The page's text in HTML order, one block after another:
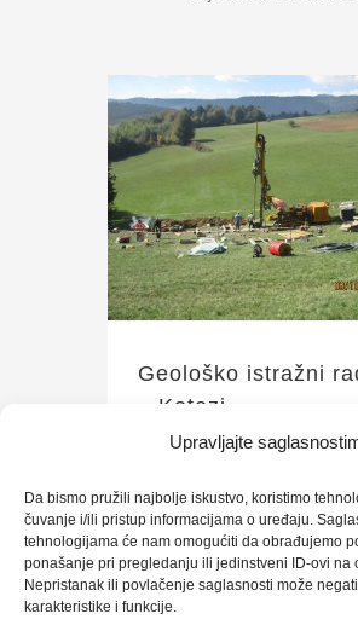
Upravljajte
Da bismo pružili najbolje iskustvo, koristimo
čuvanje i/ili pristup informacijama o uređaju.
tehnologijama će nam omogućiti da obrađujemo
ponašanje pri pregledanju ili jedinstveni ID-ovi na
Nepristanak ili povlačenje saglasnosti može
karakteristike i funkcije.
Geološko istražni
– Kotezi